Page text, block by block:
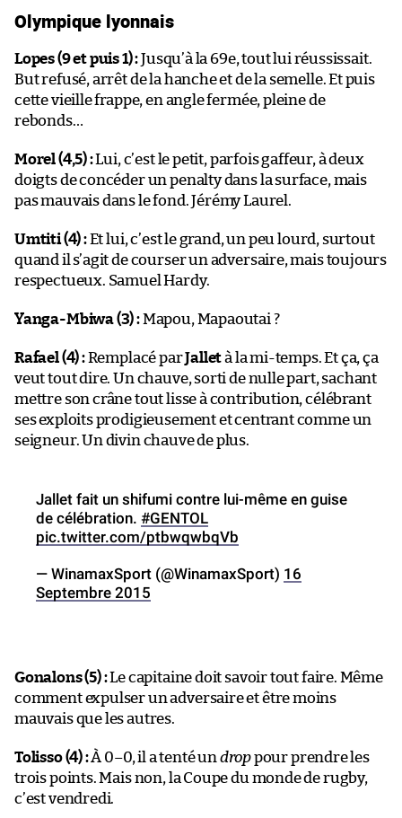
Olympique lyonnais
Lopes (9 et puis 1) :Jusqu’à la 69e, tout lui réussissait.
But refusé, arrêt de la hanche et de la semelle. Et puis
cette vieille frappe, en angle fermée, pleine de
rebonds…
Morel (4,5) :Lui, c’est le petit, parfois gaffeur, à deux
doigts de concéder un penalty dans la surface, mais
pas mauvais dans le fond. Jérémy Laurel.
Umtiti (4) :Et lui, c’est le grand, un peu lourd, surtout
quand il s’agit de courser un adversaire, mais toujours
respectueux. Samuel Hardy.
Yanga-Mbiwa (3) :Mapou, Mapaoutai ?
Rafael (4) :Remplacé parJalletà la mi-temps. Et ça, ça
veut tout dire. Un chauve, sorti de nulle part, sachant
mettre son crâne tout lisse à contribution, célébrant
ses exploits prodigieusement et centrant comme un
seigneur. Un divin chauve de plus.
Jallet fait un shifumi contre lui-même en guise
de célébration. #GENTOL
pic.twitter.com/ptbwqwbqVb
— WinamaxSport (@WinamaxSport) 16
Septembre 2015
Gonalons (5) :Le capitaine doit savoir tout faire. Même
comment expulser un adversaire et être moins
mauvais que les autres.
Tolisso (4) :À 0–0, il a tenté un droppour prendre les
trois points. Mais non, la Coupe du monde de rugby,
c’est vendredi.